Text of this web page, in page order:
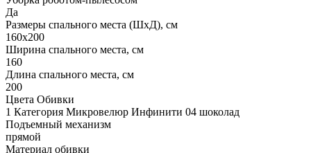
Да
Размеры спального места (ШхД), см
160х200
Ширина спального места, см
160
Длина спального места, см
200
Цвета Обивки
1 Категория Микровелюр Инфинити 04 шоколад
Подъемный механизм
прямой
Материал обивки